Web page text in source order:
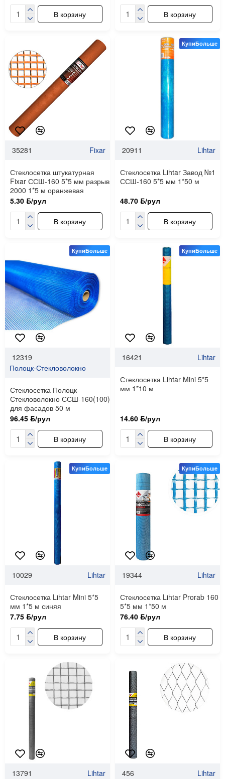
В корзину В корзину
35281 Fixar
Стеклосетка штукатурная
Fixar ССШ-160 5*5 мм разрыв
2000 1*5 м оранжевая
5.30 ƃ/рул
В корзину
КупиБольше
20911 Lihtar
Стеклосетка Lihtar Завод №1
ССШ-160 5*5 мм 1*50 м
48.70 ƃ/рул
В корзину
КупиБольше
12319
Полоцк-Стекловолокно
Стеклосетка Полоцк-
Стекловолокно ССШ-160(100)
для фасадов 50 м
96.45 ƃ/рул
В корзину
КупиБольше
16421 Lihtar
Стеклосетка Lihtar Mini 5*5
мм 1*10 м
14.60 ƃ/рул
В корзину
КупиБольше
10029 Lihtar
Стеклосетка Lihtar Mini 5*5
мм 1*5 м синяя
7.75 ƃ/рул
В корзину
КупиБольше
19344 Lihtar
Стеклосетка Lihtar Prorab 160
5*5 мм 1*50 м
76.40 ƃ/рул
В корзину
13791 Lihtar 456 Lihtar